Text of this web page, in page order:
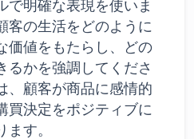
で明確な表現を使いま
客の生活をどのように
価値をもたらし、どの
るかを強調してくださ
、顧客が商品に感情的
買決定をポジティブに
す。